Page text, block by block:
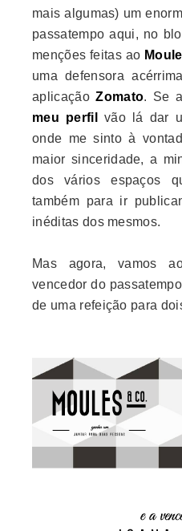
mais algumas) um
passatempo aqui, no
menções feitas ao
uma defensora
aplicaçãoZomato. Se
meu perfil
vão lá dar
onde me sinto à
maior sinceridade, a
dos vários espaços
também para ir
inéditas dos mesmos.
Mas agora, vamos
vencedor do
de uma refeição para